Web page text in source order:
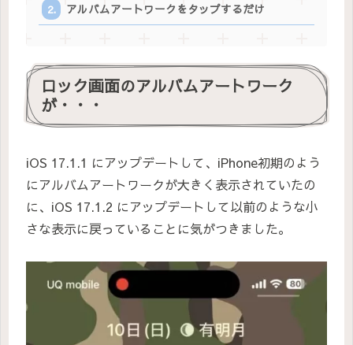
アルバムアートワークをタップするだけ
ロック画面のアルバムアートワーク
が・・・
iOS 17.1.1 にアップデートして、iPhone初期のよう
にアルバムアートワークが大きく表示されていたの
に、iOS 17.1.2 にアップデートして以前のような小
さな表示に戻っていることに気がつきました。